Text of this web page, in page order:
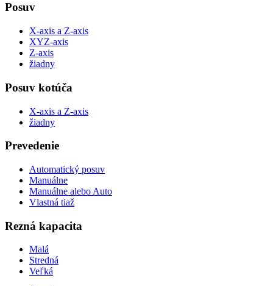
Posuv
X-axis a Z-axis
XYZ-axis
Z-axis
žiadny
Posuv kotúča
X-axis a Z-axis
žiadny
Prevedenie
Automatický posuv
Manuálne
Manuálne alebo Auto
Vlastná tiaž
Rezná kapacita
Malá
Stredná
Veľká